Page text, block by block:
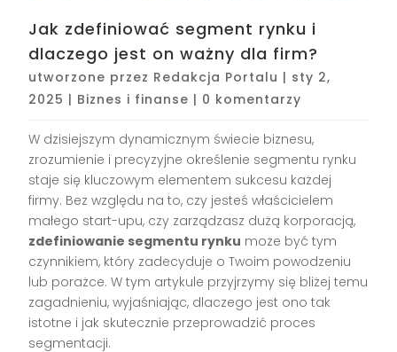
Jak zdefiniować segment rynku i
dlaczego jest on ważny dla firm?
utworzone przez Redakcja Portalu | sty 2,
2025 | Biznes i finanse | 0 komentarzy
W dzisiejszym dynamicznym świecie biznesu,
zrozumienie i precyzyjne określenie segmentu rynku
staje się kluczowym elementem sukcesu każdej
firmy. Bez względu na to, czy jesteś właścicielem
małego start-upu, czy zarządzasz dużą korporacją,
zdefiniowanie segmentu rynku może być tym
czynnikiem, który zadecyduje o Twoim powodzeniu
lub porażce. W tym artykule przyjrzymy się bliżej temu
zagadnieniu, wyjaśniając, dlaczego jest ono tak
istotne i jak skutecznie przeprowadzić proces
segmentacji.